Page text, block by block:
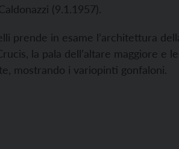
(9.1.1957).
prende in esame l’architettura
la pala dell’altare maggiore e
mostrando i variopinti gonfaloni.